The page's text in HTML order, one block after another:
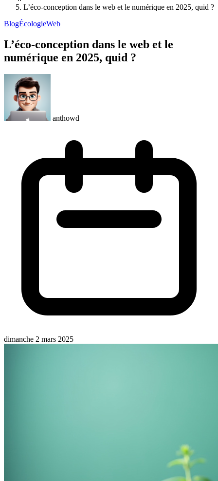
L’éco-conception dans le web et le numérique en 2025, quid ?
BlogÉcologieWeb
L’éco-conception dans le web et le
numérique en 2025, quid ?
anthowd
dimanche 2 mars 2025